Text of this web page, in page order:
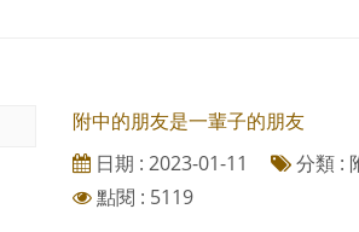
附中的朋友是一輩子的朋友
日期 : 2023-01-11
分類 :
點閱 : 5119